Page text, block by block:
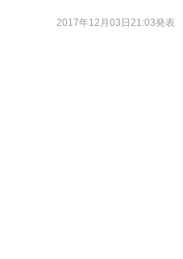
2017年12月03日21:03発表